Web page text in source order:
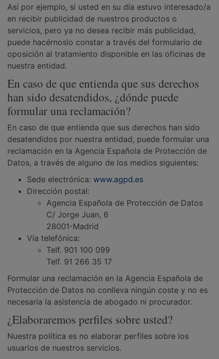
Así por ejemplo, si usted en su día estuvo interesado/a
en recibir publicidad de nuestros productos o
servicios, pero ya no desea recibir más publicidad,
puede hacérnoslo constar a través del formulario de
oposición al tratamiento disponible en las oficinas de
nuestra entidad.
En caso de que entienda que sus derechos
han sido desatendidos, ¿dónde puede
formular una reclamación?
En caso de que entienda que sus derechos han sido
desatendidos por nuestra entidad, puede formular una
reclamación en la Agencia Española de Protección de
Datos, a través de alguno de los medios siguientes:
Sede electrónica: www.agpd.es
Dirección postal:
Agencia Española de Protección de Datos
C/ Jorge Juan, 6
28001-Madrid
Vía telefónica:
Telf. 901 100 099
Telf. 91 266 35 17
Formular una reclamación en la Agencia Española de
Protección de Datos no conlleva ningún coste y no es
necesaria la asistencia de abogado ni procurador.
¿Elaboraremos perfiles sobre usted?
Nuestra política es no elaborar perfiles sobre los
usuarios de nuestros servicios.